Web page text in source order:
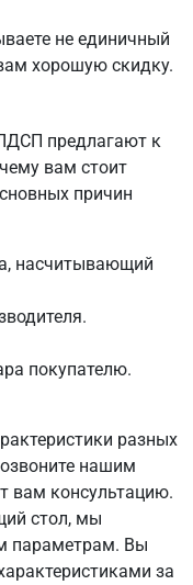
не единичный
хорошую скидку.
предлагают к
вам стоит
причин
насчитывающий
покупателю.
разных
нашим
вам консультацию.
стол, мы
параметрам. Вы
за